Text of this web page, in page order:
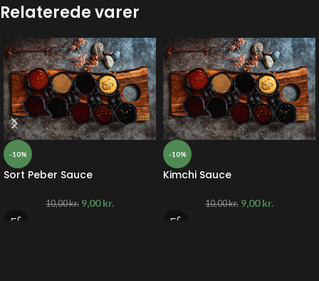
Relaterede varer
-10%
Sort Peber Sauce
10,00kr. 9,00kr.
-10%
Kimchi Sauce
10,00kr. 9,00kr.